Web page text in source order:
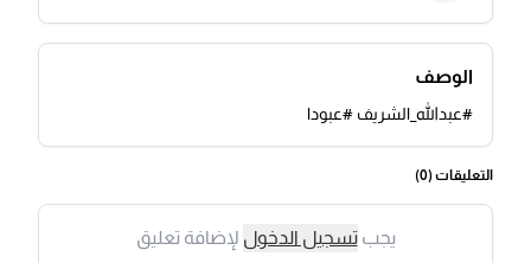
الوصف
#عبدالله_الشريف #عبودا
التعليقات (0
)
يجبتسجيل الدخول لإضافة تعليق